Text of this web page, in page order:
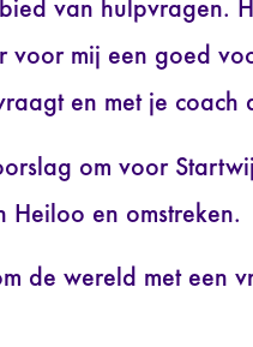
van hulpvragen.
voor mij een goed
en met je coach
om voor
Heiloo en omstreken.
de wereld met een